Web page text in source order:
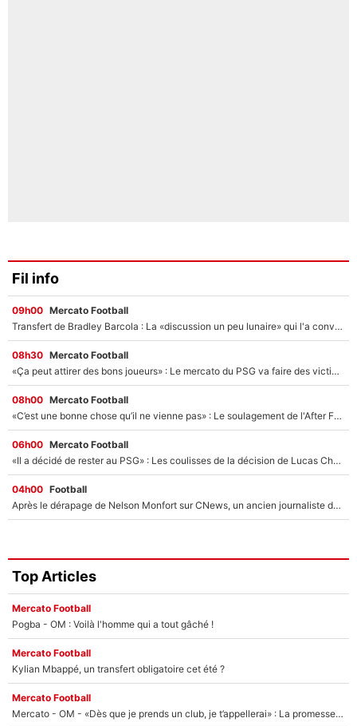
Fil info
09h00 Mercato Football
Transfert de Bradley Barcola : La «discussion un peu lunaire» qui l'a convaincu de quitter le PSG, son entourage est pointé du doigt
08h30 Mercato Football
«Ça peut attirer des bons joueurs» : Le mercato du PSG va faire des victimes dans l'effectif de Luis Enrique ?
08h00 Mercato Football
«C’est une bonne chose qu’il ne vienne pas» : Le soulagement de l'After Foot après le transfert avorté de Yan Diomandé au PSG
06h00 Mercato Football
«Il a décidé de rester au PSG» : Les coulisses de la décision de Lucas Chevalier pour son transfert
04h00 Football
Après le dérapage de Nelson Monfort sur CNews, un ancien journaliste de France Télévisions relance la polémique sur les incendies en Gironde
Top Articles
Mercato Football
Pogba - OM : Voilà l'homme qui a tout gâché !
Mercato Football
Kylian Mbappé, un transfert obligatoire cet été ?
Mercato Football
Mercato - OM - «Dès que je prends un club, je t’appellerai» : La promesse de Marcelino au moment de claquer la porte